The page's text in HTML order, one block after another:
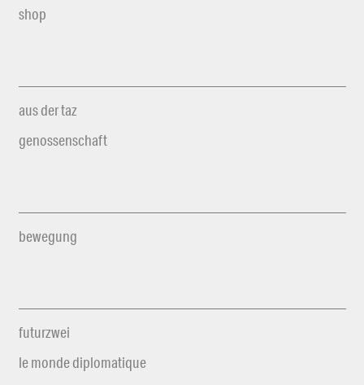
shop
aus der taz
genossenschaft
bewegung
futurzwei
le monde diplomatique